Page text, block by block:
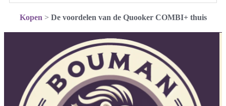
Kopen > De voordelen van de Quooker COMBI+ thuis